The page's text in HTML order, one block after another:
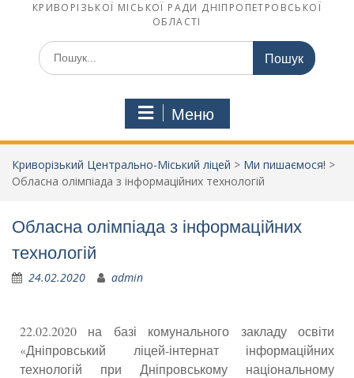
КРИВОРІЗЬКОЇ МІСЬКОЇ РАДИ ДНІПРОПЕТРОВСЬКОЇ
ОБЛАСТІ
Меню
Криворізький Центрально-Міський ліцей > Ми пишаємося! >
Обласна олімпіада з інформаційних технологій
Обласна олімпіада з інформаційних
технологій
24.02.2020 admin
22.02.2020 на базі комунального закладу освіти
«Дніпровський ліцей-інтернат інформаційних
технологій при Дніпровському національному